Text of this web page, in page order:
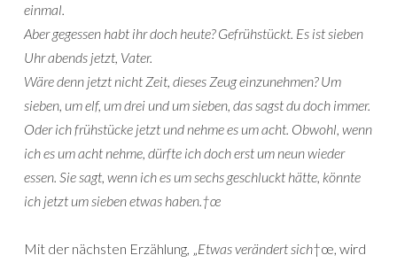
einmal.
Aber gegessen habt ihr doch heute? Gefrühstückt. Es ist sieben
Uhr abends jetzt, Vater.
Wäre denn jetzt nicht Zeit, dieses Zeug einzunehmen? Um
sieben, um elf, um drei und um sieben, das sagst du doch immer.
Oder ich frühstücke jetzt und nehme es um acht. Obwohl, wenn
ich es um acht nehme, dürfte ich doch erst um neun wieder
essen. Sie sagt, wenn ich es um sechs geschluckt hätte, könnte
ich jetzt um sieben etwas haben.†œ
Mit der nächsten Erzählung, „Etwas verändert sich†œ, wird